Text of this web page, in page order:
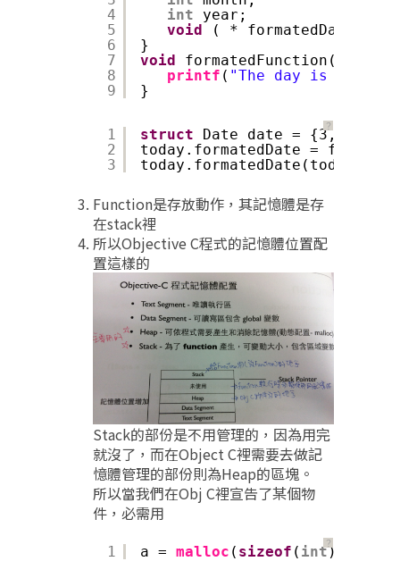
4
5
6
7
8
9
int
year;
void
( * formatedDate ) (
}
void
formatedFunction(
printf ( "The day is %d, %d/
}
？
1
2
3
struct
Date date =
today.formatedDate =
today.formatedDate(today);
Function是存放動作，其記憶體是存
在stack裡
所以Objective C程式的記憶體位置配
置這樣的
Stack的部份是不用管理的，因為用完
就沒了，而在Object C裡需要去做記
憶體管理的部份則為Heap的區塊。
所以當我們在Obj C裡宣告了某個物
件，必需用
？
1 a = malloc ( sizeof ( int));